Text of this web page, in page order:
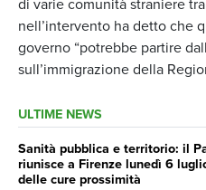
nell’intervento ha detto che
governo “potrebbe partire
sull’immigrazione della
ULTIME NEWS
Sanità pubblica e territorio: il
riunisce a Firenze lunedì 6
delle cure prossimità